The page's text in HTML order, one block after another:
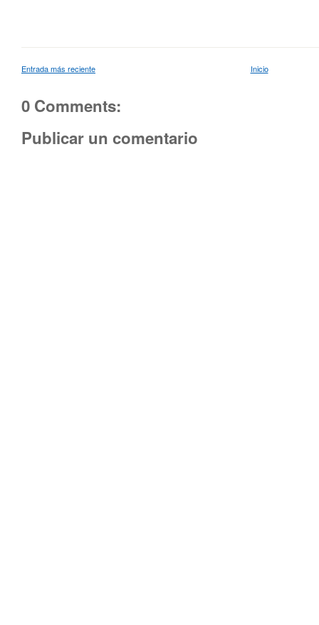
Entrada más reciente Inicio
0 Comments:
Publicar un comentario